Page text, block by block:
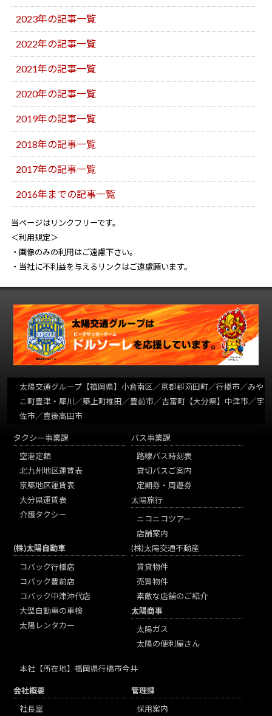
2023年の記事一覧
2022年の記事一覧
2021年の記事一覧
2020年の記事一覧
2019年の記事一覧
2018年の記事一覧
2017年の記事一覧
2016年までの記事一覧
当ページはリンクフリーです。
＜利用規定＞
・画像のみの利用はご遠慮下さい。
・当社に不利益を与えるリンクはご遠慮願います。
太陽交通グループ 【福岡県】小倉南区／京都郡苅田町／行橋市／みや
こ町豊津・犀川／築上町椎田／豊前市／吉富町【大分県】中津市／宇
佐市／豊後高田市
タクシー事業課
空港定額
北九州地区運賃表
京築地区運賃表
大分県運賃表
介護タクシー
バス事業課
路線バス時刻表
貸切バスご案内
定期券・周遊券
太陽旅行
ニコニコツアー
店舗案内
(株)太陽自動車
コバック行橋店
コバック豊前店
コバック中津沖代店
大型自動車の車検
太陽レンタカー
(株)太陽交通不動産
賃貸物件
売買物件
素敵な店舗のご紹介
太陽商事
太陽ガス
太陽の便利屋さん
本社 【所在地】福岡県行橋市今井
会社概要
社長室
管理課
採用案内